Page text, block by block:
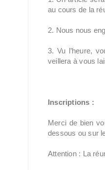
au cours de la
2. Nous nous
3. Vu l’heure,
veillera à vous
Inscriptions :
Merci de bien
dessous ou sur
Attention : La